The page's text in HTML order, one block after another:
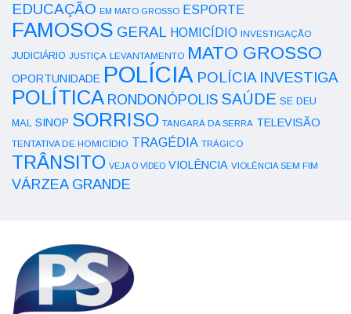
EDUCAÇÃO EM MATO GROSSO ESPORTE
FAMOSOS GERAL HOMICÍDIO INVESTIGAÇÃO
JUDICIÁRIO JUSTIÇA LEVANTAMENTO MATO GROSSO
OPORTUNIDADE POLÍCIA POLÍCIA INVESTIGA
POLÍTICA RONDONÓPOLIS SAÚDE SE DEU
MAL SINOP SORRISO TANGARÁ DA SERRA TELEVISÃO
TENTATIVA DE HOMICÍDIO TRAGÉDIA TRÁGICO
TRÂNSITO VEJA O VÍDEO VIOLÊNCIA VIOLÊNCIA SEM FIM
VÁRZEA GRANDE